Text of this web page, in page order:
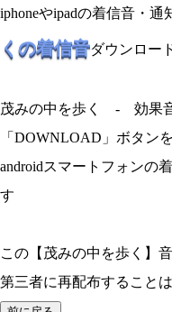
iphoneやipadの着信音・通
くの着信音ダウンロー
茂みの中を歩く - 効果
「DOWNLOAD」ボタン
androidスマートフォンの
す
この【茂みの中を歩く】
第三者に再配布すること